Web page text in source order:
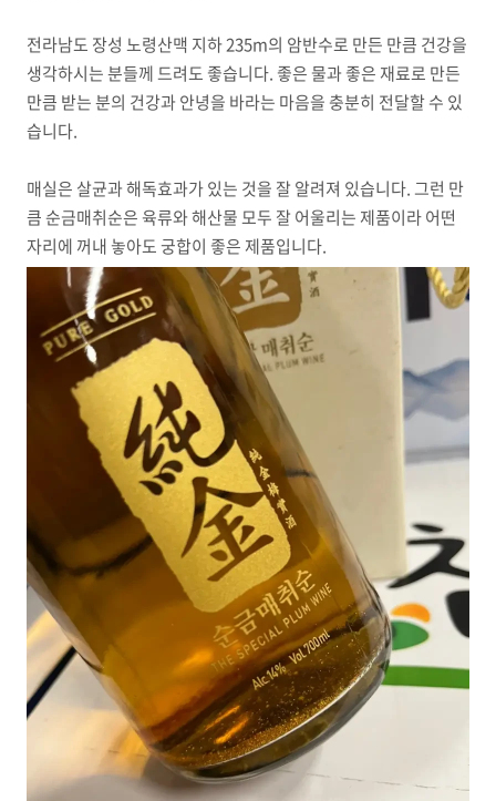
전라남도 장성 노령산맥 지하 235m의 암반수로 만든 만큼 건강을
생각하시는 분들께 드려도 좋습니다. 좋은 물과 좋은 재료로 만든
만큼 받는 분의 건강과 안녕을 바라는 마음을 충분히 전달할 수 있
습니다.
매실은 살균과 해독효과가 있는 것을 잘 알려져 있습니다. 그런 만
큼 순금매취순은 육류와 해산물 모두 잘 어울리는 제품이라 어떤
자리에 꺼내 놓아도 궁합이 좋은 제품입니다.